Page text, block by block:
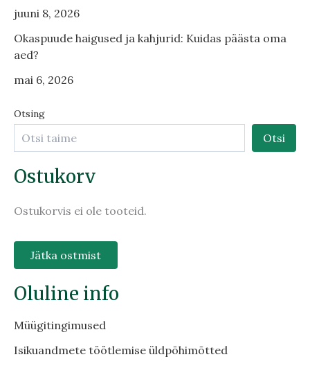
juuni 8, 2026
Okaspuude haigused ja kahjurid: Kuidas päästa oma
aed?
mai 6, 2026
Otsing
Otsi
Ostukorv
Ostukorvis ei ole tooteid.
Jätka ostmist
Oluline info
Müügitingimused
Isikuandmete töötlemise üldpõhimõtted